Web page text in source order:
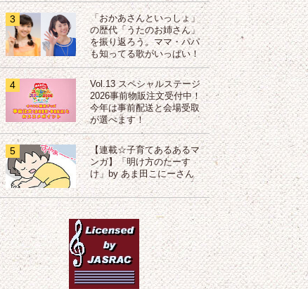
3
「おかあさんといっしょ」
の歴代「うたのお姉さん」
を振り返ろう。ママ・パパ
も知ってる歌がいっぱい！
4
Vol.13 スペシャルステージ
2026事前物販注文受付中！
今年は事前配送と会場受取
が選べます！
5
【連載☆子育てあるあるマ
ンガ】「明け方のたーす
け」by あま田こにーさん